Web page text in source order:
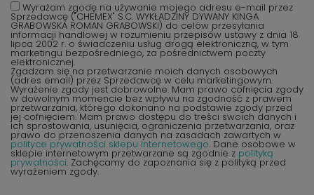
Wyrażam zgodę na używanie mojego adresu e-mail przez
Sprzedawcę ("CHEMEX" S.C. WYKŁADZINY DYWANY KINGA
GRABOWSKA ROMAN GRABOWSKI) do celów przesyłania
informacji handlowej w rozumieniu przepisów ustawy z dnia 18
lipca 2002 r. o świadczeniu usług drogą elektroniczną, w tym
marketingu bezpośredniego, za pośrednictwem poczty
elektronicznej.
Zgadzam się na przetwarzanie moich danych osobowych
(adres email) przez Sprzedawcę w celu marketingowym.
Wyrażenie zgody jest dobrowolne. Mam prawo cofnięcia zgody
w dowolnym momencie bez wpływu na zgodność z prawem
przetwarzania, którego dokonano na podstawie zgody przed
jej cofnięciem. Mam prawo dostępu do treści swoich danych i
ich sprostowania, usunięcia, ograniczenia przetwarzania, oraz
prawo do przenoszenia danych na zasadach zawartych w
polityce prywatności sklepu internetowego. Dane osobowe w
sklepie internetowym przetwarzane są zgodnie z polityką
prywatności. Zachęcamy do zapoznania się z polityką przed
wyrażeniem zgody.